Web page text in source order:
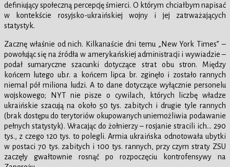
definiujący społeczną percepcję śmierci. O którym chciałbym napisać
w kontekście rosyjsko-ukraińskiej wojny i jej zatrważających
statystyk.
Zacznę właśnie od nich. Kilkanaście dni temu „New York Times” –
powołując się na źródła w amerykańskiej administracji i wywiadzie –
podał sumaryczne szacunki dotyczące strat obu stron. Między
końcem lutego ub.r. a końcem lipca br. zginęło i zostało rannych
niemal pół miliona ludzi. A to dane dotyczące wyłącznie personelu
wojskowego; NYT nie pisze o cywilach, których liczbę władze
ukraińskie szacują na około 50 tys. zabitych i drugie tyle rannych
(brak dostępu do terytoriów okupowanych uniemożliwia podawanie
pełnych statystyk). Wracając do żołnierzy – rosjanie stracili ich… 290
tys., z czego 120 tys. to polegli. Armia ukraińska odnotowała ubytki
w postaci 70 tys. zabitych i 100 tys. rannych, przy czym straty ZSU
zaczęły gwałtownie rosnąć po rozpoczęciu kontrofensywy na